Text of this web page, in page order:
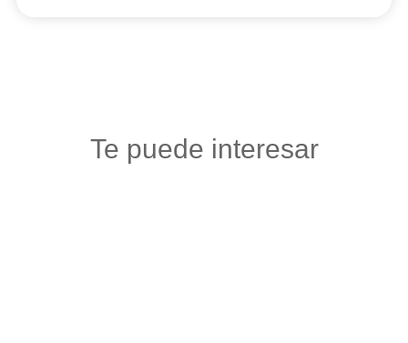
Te puede interesar